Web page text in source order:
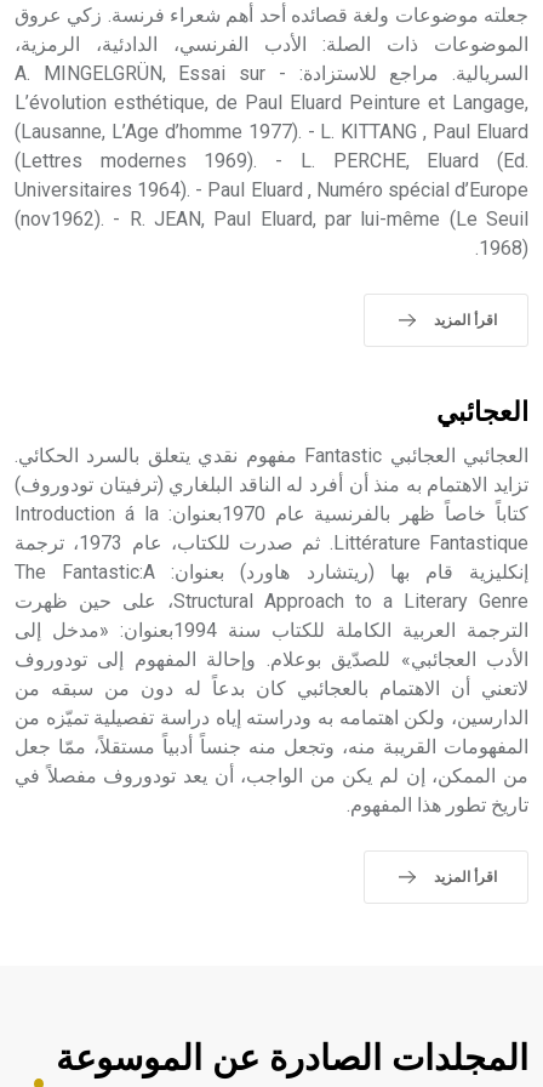
جعلته موضوعات ولغة قصائده أحد أهم شعراء فرنسة. زكي عروق
الموضوعات ذات الصلة: الأدب الفرنسي، الدادئية، الرمزية،
السريالية. مراجع للاستزادة: - A. MINGELGRÜN, Essai sur
L’évolution esthétique, de Paul Eluard Peinture et Langage,
(Lausanne, L’Age d’homme 1977). - L. KITTANG , Paul Eluard
(Lettres modernes 1969). - L. PERCHE, Eluard (Ed.
Universitaires 1964). - Paul Eluard , Numéro spécial d’Europe
(nov1962). - R. JEAN, Paul Eluard, par lui-même (Le Seuil
1968).
اقرأ المزيد
العجائبي
العجائبي العجائبي Fantastic مفهوم نقدي يتعلق بالسرد الحكائي.
تزايد الاهتمام به منذ أن أفرد له الناقد البلغاري (ترفيتان تودوروف)
كتاباً خاصاً ظهر بالفرنسية عام 1970بعنوان: Introduction á la
Littérature Fantastique. ثم صدرت للكتاب، عام 1973، ترجمة
إنكليزية قام بها (ريتشارد هاورد) بعنوان: The Fantastic:A
Structural Approach to a Literary Genre، على حين ظهرت
الترجمة العربية الكاملة للكتاب سنة 1994بعنوان: «مدخل إلى
الأدب العجائبي» للصدّيق بوعلام. وإحالة المفهوم إلى تودوروف
لاتعني أن الاهتمام بالعجائبي كان بدعاً له دون من سبقه من
الدارسين، ولكن اهتمامه به ودراسته إياه دراسة تفصيلية تميّزه من
المفهومات القريبة منه، وتجعل منه جنساً أدبياً مستقلاً، ممّا جعل
من الممكن، إن لم يكن من الواجب، أن يعد تودوروف مفصلاً في
تاريخ تطور هذا المفهوم.
اقرأ المزيد
المجلدات الصادرة عن الموسوعة